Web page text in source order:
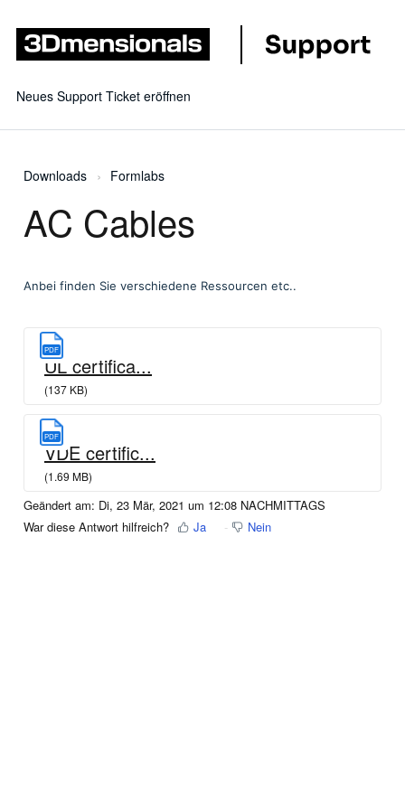
Neues Support Ticket eröffnen
Downloads Formlabs
AC Cables
Anbei finden Sie verschiedene Ressourcen etc..
PDF
UL certifica...
(137 KB)
PDF
VDE certific...
(1.69 MB)
Geändert am: Di, 23 Mär, 2021 um 12:08 NACHMITTAGS
War diese Antwort hilfreich?
Ja Nein